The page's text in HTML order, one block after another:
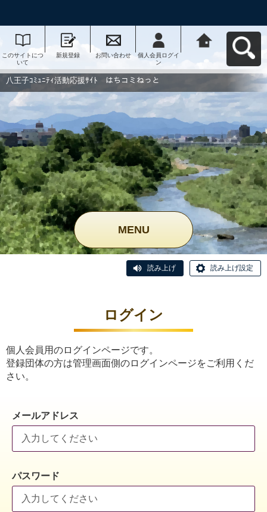
このサイトにつ
いて
新規登録 お問い合わせ
個人会員ログイ
ン
動応援ｻｲﾄ はち
コミねっとへ戻
八王子ｺﾐｭﾆﾃｨ活動応援ｻｲﾄ はちコミねっと
MENU
読み上げ 読み上げ設定
ログイン
個人会員用のログインページです。
登録団体の方は管理画面側のログインページをご利用くだ
さい。
メールアドレス
パスワード